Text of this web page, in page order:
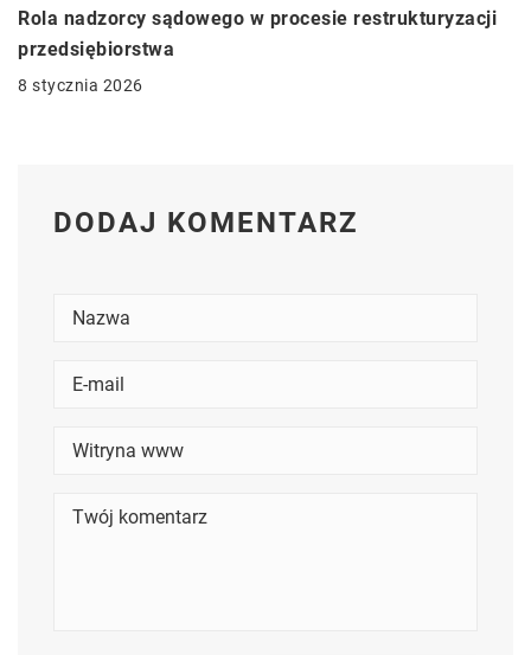
Rola nadzorcy sądowego w procesie restrukturyzacji
przedsiębiorstwa
8 stycznia 2026
DODAJ KOMENTARZ